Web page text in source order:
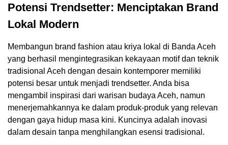
Potensi Trendsetter: Menciptakan Brand
Lokal Modern
Membangun brand fashion atau kriya lokal di Banda Aceh
yang berhasil mengintegrasikan kekayaan motif dan teknik
tradisional Aceh dengan desain kontemporer memiliki
potensi besar untuk menjadi trendsetter. Anda bisa
mengambil inspirasi dari warisan budaya Aceh, namun
menerjemahkannya ke dalam produk-produk yang relevan
dengan gaya hidup masa kini. Kuncinya adalah inovasi
dalam desain tanpa menghilangkan esensi tradisional.